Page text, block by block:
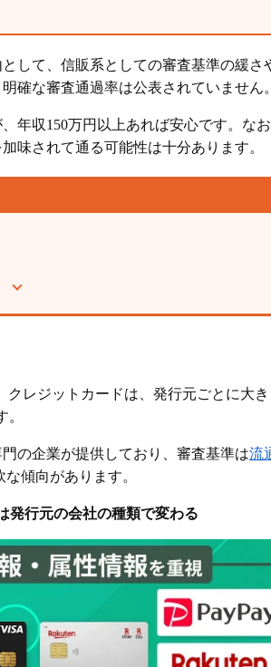
して、信販系としての審査基準の緩さ
確な審査通過率は公表されていません。
年収150万円以上あれば安心です。な
味されて通る可能性は十分あります。
クレジットカードは、発行元ごとに大
。
の企業が提供しており、審査基準は流
な傾向があります。
発行元の会社の種類で変わる